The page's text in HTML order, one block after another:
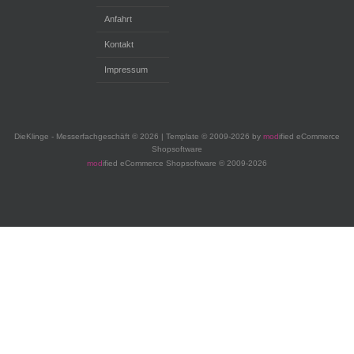
Anfahrt
Kontakt
Impressum
DieKlinge - Messerfachgeschäft © 2026 | Template © 2009-2026 by modified eCommerce
Shopsoftware
modified eCommerce Shopsoftware © 2009-2026